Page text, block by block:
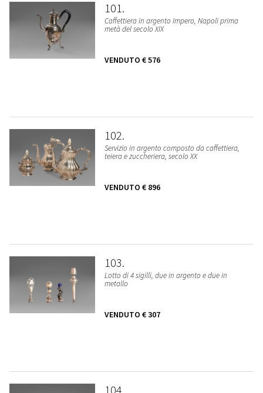
101
Caffettiera in argento Impero, Napoli prima
metà del secolo XIX
VENDUTO € 576
102
Servizio in argento composto da caffettiera,
teiera e zuccheriera, secolo XX
VENDUTO € 896
103
Lotto di 4 sigilli, due in argento e due in
metallo
VENDUTO € 307
104